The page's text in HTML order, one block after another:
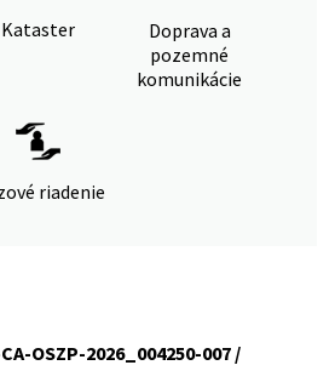
Kataster
Doprava a
pozemné
komunikácie
riadenie
OSZP-2026_004250-007 /